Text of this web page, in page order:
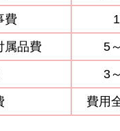
費
属品費
5
3
費用